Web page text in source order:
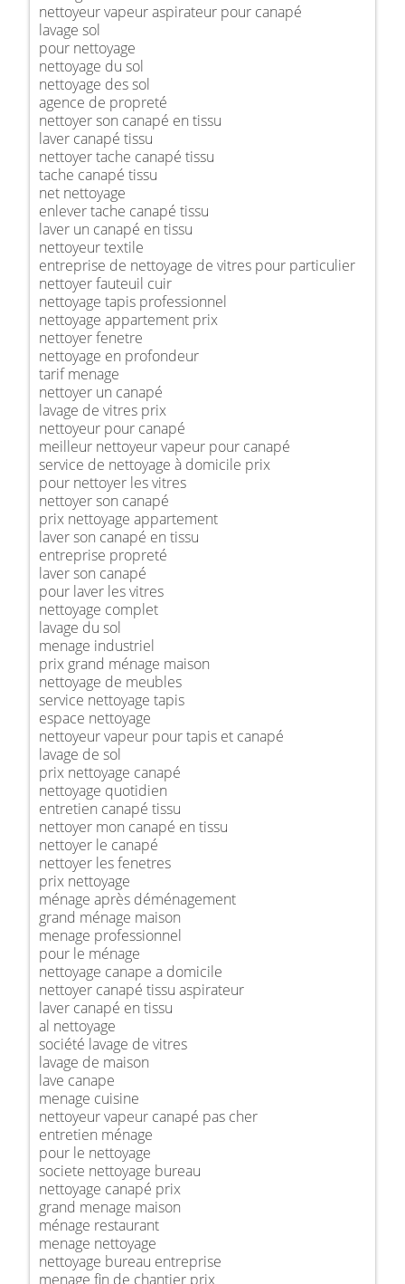
nettoyeur vapeur aspirateur pour canapé
lavage sol
pour nettoyage
nettoyage du sol
nettoyage des sol
agence de propreté
nettoyer son canapé en tissu
laver canapé tissu
nettoyer tache canapé tissu
tache canapé tissu
net nettoyage
enlever tache canapé tissu
laver un canapé en tissu
nettoyeur textile
entreprise de nettoyage de vitres pour particulier
nettoyer fauteuil cuir
nettoyage tapis professionnel
nettoyage appartement prix
nettoyer fenetre
nettoyage en profondeur
tarif menage
nettoyer un canapé
lavage de vitres prix
nettoyeur pour canapé
meilleur nettoyeur vapeur pour canapé
service de nettoyage à domicile prix
pour nettoyer les vitres
nettoyer son canapé
prix nettoyage appartement
laver son canapé en tissu
entreprise propreté
laver son canapé
pour laver les vitres
nettoyage complet
lavage du sol
menage industriel
prix grand ménage maison
nettoyage de meubles
service nettoyage tapis
espace nettoyage
nettoyeur vapeur pour tapis et canapé
lavage de sol
prix nettoyage canapé
nettoyage quotidien
entretien canapé tissu
nettoyer mon canapé en tissu
nettoyer le canapé
nettoyer les fenetres
prix nettoyage
ménage après déménagement
grand ménage maison
menage professionnel
pour le ménage
nettoyage canape a domicile
nettoyer canapé tissu aspirateur
laver canapé en tissu
al nettoyage
société lavage de vitres
lavage de maison
lave canape
menage cuisine
nettoyeur vapeur canapé pas cher
entretien ménage
pour le nettoyage
societe nettoyage bureau
nettoyage canapé prix
grand menage maison
ménage restaurant
menage nettoyage
nettoyage bureau entreprise
menage fin de chantier prix